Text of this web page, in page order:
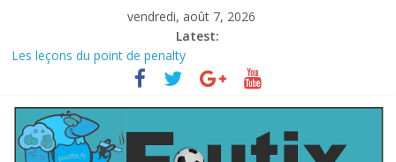
vendredi, août 7, 2026
Latest:
Les leçons du point de penalty
Le football italien retombe dans le chaos
La FIFA veut vendre une part de la Coupe du monde à des fonds
privés, la planète football s’insurge
Les curiosités de la Coupe du monde
L’Inde et la Chine, trop mauvais au football ?